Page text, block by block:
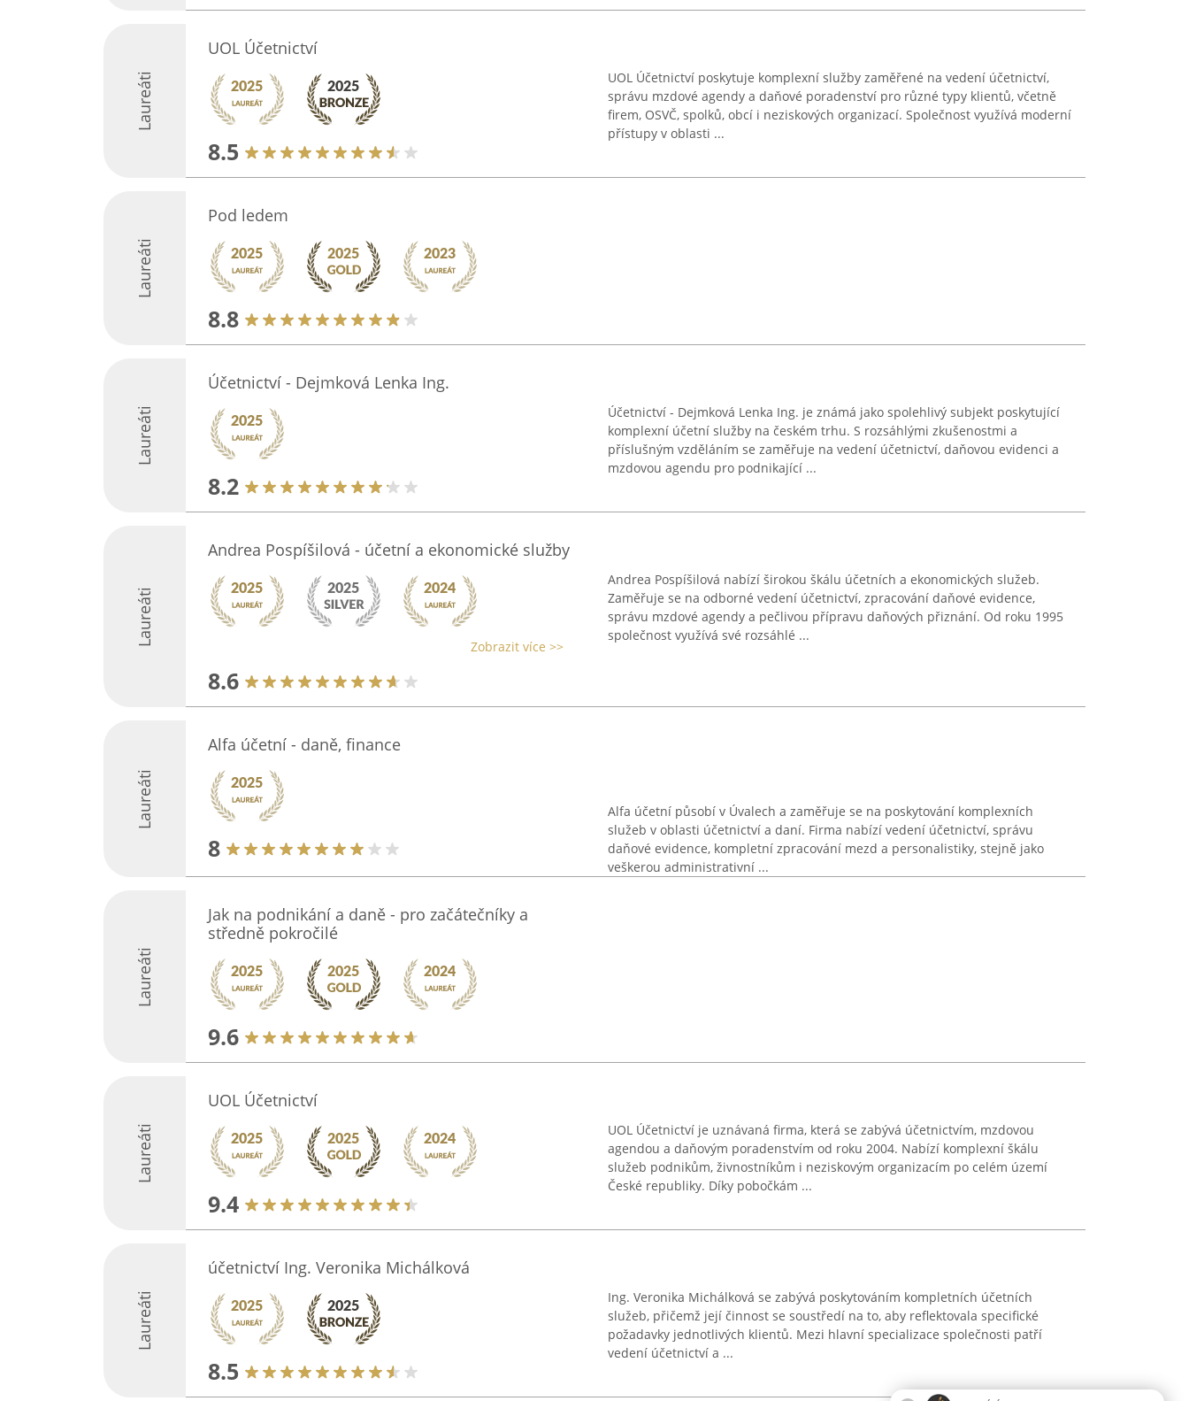
Laureáti
UOL Účetnictví
8.5
UOL Účetnictví poskytuje komplexní služby zaměřené na vedení účetnictví,
správu mzdové agendy a daňové poradenství pro různé typy klientů, včetně
firem, OSVČ, spolků, obcí i neziskových organizací. Společnost využívá moderní
přístupy v oblasti ...
Laureáti
Pod ledem
8.8
Laureáti
Účetnictví - Dejmková Lenka Ing.
8.2
Účetnictví - Dejmková Lenka Ing. je známá jako spolehlivý subjekt poskytující
komplexní účetní služby na českém trhu. S rozsáhlými zkušenostmi a
příslušným vzděláním se zaměřuje na vedení účetnictví, daňovou evidenci a
mzdovou agendu pro podnikající ...
Laureáti
Andrea Pospíšilová - účetní a ekonomické služby
Zobrazit více >>
8.6
Andrea Pospíšilová nabízí širokou škálu účetních a ekonomických služeb.
Zaměřuje se na odborné vedení účetnictví, zpracování daňové evidence,
správu mzdové agendy a pečlivou přípravu daňových přiznání. Od roku 1995
společnost využívá své rozsáhlé ...
Laureáti
Alfa účetní - daně, finance
8
Alfa účetní působí v Úvalech a zaměřuje se na poskytování komplexních
služeb v oblasti účetnictví a daní. Firma nabízí vedení účetnictví, správu
daňové evidence, kompletní zpracování mezd a personalistiky, stejně jako
veškerou administrativní ...
Laureáti
Jak na podnikání a daně - pro začátečníky a
středně pokročilé
9.6
Laureáti
UOL Účetnictví
9.4
UOL Účetnictví je uznávaná firma, která se zabývá účetnictvím, mzdovou
agendou a daňovým poradenstvím od roku 2004. Nabízí komplexní škálu
služeb podnikům, živnostníkům i neziskovým organizacím po celém území
České republiky. Díky pobočkám ...
Laureáti
účetnictví Ing. Veronika Michálková
8.5
Ing. Veronika Michálková se zabývá poskytováním kompletních účetních
služeb, přičemž její činnost se soustředí na to, aby reflektovala specifické
požadavky jednotlivých klientů. Mezi hlavní specializace společnosti patří
vedení účetnictví a ...